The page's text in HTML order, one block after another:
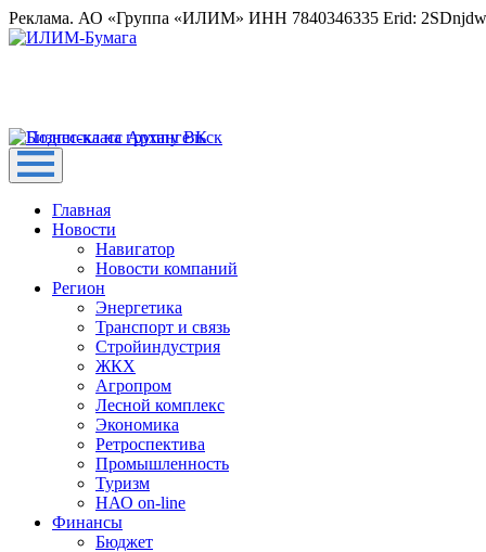
Реклама. АО «Группа «ИЛИМ» ИНН 7840346335 Erid:
Главная
Новости
Навигатор
Новости компаний
Регион
Энергетика
Транспорт и связь
Стройиндустрия
ЖКХ
Агропром
Лесной комплекс
Экономика
Ретроспектива
Промышленность
Туризм
НАО on-line
Финансы
Бюджет